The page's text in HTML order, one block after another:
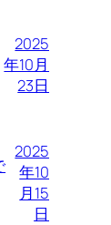
2025
年10月
23日
2025
年10
月15
日